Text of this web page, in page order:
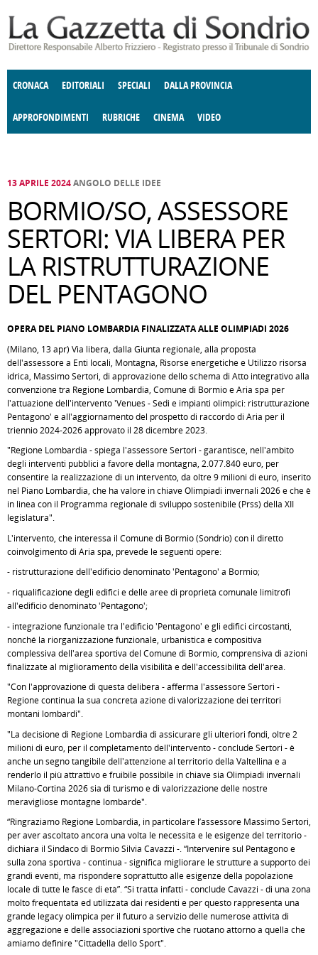
CRONACA EDITORIALI SPECIALI DALLA PROVINCIA
APPROFONDIMENTI
E SPETTACOLI POLITICA
RUBRICHE
DELLE IDEE FATTI DELLO SPIRITO CCCVA
CINEMA VIDEO
13 APRILE 2024ANGOLO DELLE IDEE
BORMIO/SO, ASSESSORE
SERTORI: VIA LIBERA PER
LA RISTRUTTURAZIONE
DEL PENTAGONO
OPERA DEL PIANO LOMBARDIA FINALIZZATA ALLE OLIMPIADI 2026
(Milano, 13 apr) Via libera, dalla Giunta regionale, alla proposta
dell'assessore a Enti locali, Montagna, Risorse energetiche e Utilizzo risorsa
idrica, Massimo Sertori, di approvazione dello schema di Atto integrativo alla
convenzione tra Regione Lombardia, Comune di Bormio e Aria spa per
l'attuazione dell'intervento 'Venues - Sedi e impianti olimpici: ristrutturazione
Pentagono' e all'aggiornamento del prospetto di raccordo di Aria per il
triennio 2024-2026 approvato il 28 dicembre 2023.
"Regione Lombardia - spiega l'assessore Sertori - garantisce, nell'ambito
degli interventi pubblici a favore della montagna, 2.077.840 euro, per
consentire la realizzazione di un intervento, da oltre 9 milioni di euro, inserito
nel Piano Lombardia, che ha valore in chiave Olimpiadi invernali 2026 e che è
in linea con il Programma regionale di sviluppo sostenibile (Prss) della XII
legislatura".
L'intervento, che interessa il Comune di Bormio (Sondrio) con il diretto
coinvolgimento di Aria spa, prevede le seguenti opere:
- ristrutturazione dell'edificio denominato 'Pentagono' a Bormio;
- riqualificazione degli edifici e delle aree di proprietà comunale limitrofi
all'edificio denominato 'Pentagono';
- integrazione funzionale tra l'edificio 'Pentagono' e gli edifici circostanti,
nonché la riorganizzazione funzionale, urbanistica e compositiva
complessiva dell'area sportiva del Comune di Bormio, comprensiva di azioni
finalizzate al miglioramento della visibilità e dell'accessibilità dell'area.
"Con l'approvazione di questa delibera - afferma l'assessore Sertori -
Regione continua la sua concreta azione di valorizzazione dei territori
montani lombardi".
"La decisione di Regione Lombardia di assicurare gli ulteriori fondi, oltre 2
milioni di euro, per il completamento dell'intervento - conclude Sertori - è
anche un segno tangibile dell'attenzione al territorio della Valtellina e a
renderlo il più attrattivo e fruibile possibile in chiave sia Olimpiadi invernali
Milano-Cortina 2026 sia di turismo e di valorizzazione delle nostre
meravigliose montagne lombarde".
“Ringraziamo Regione Lombardia, in particolare l’assessore Massimo Sertori,
per aver ascoltato ancora una volta le necessità e le esigenze del territorio -
dichiara il Sindaco di Bormio Silvia Cavazzi -. “Intervenire sul Pentagono e
sulla zona sportiva - continua - significa migliorare le strutture a supporto dei
grandi eventi, ma rispondere soprattutto alle esigenze della popolazione
locale di tutte le fasce di età”. “Si tratta infatti - conclude Cavazzi - di una zona
molto frequentata ed utilizzata dai residenti e per questo rappresenta una
grande legacy olimpica per il futuro a servizio delle numerose attività di
aggregazione e delle associazioni sportive che ruotano attorno a quella che
amiamo definire "Cittadella dello Sport".